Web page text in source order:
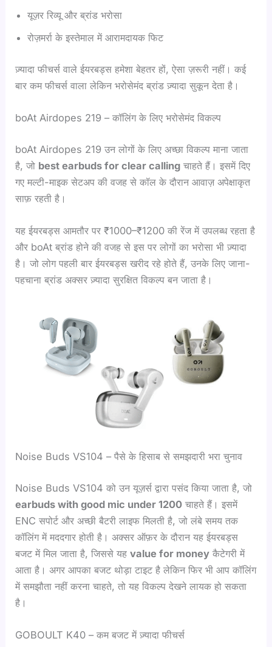
यूज़र रिव्यू और ब्रांड भरोसा
रोज़मर्रा के इस्तेमाल में आरामदायक फिट
ज़्यादा फीचर्स वाले ईयरबड्स हमेशा बेहतर हों, ऐसा ज़रूरी नहीं। कई
बार कम फीचर्स वाला लेकिन भरोसेमंद ब्रांड ज़्यादा सुकून देता है।
boAt Airdopes 219 – कॉलिंग के लिए भरोसेमंद विकल्प
boAt Airdopes 219 उन लोगों के लिए अच्छा विकल्प माना जाता
है, जो best earbuds for clear calling चाहते हैं। इसमें दिए
गए मल्टी-माइक सेटअप की वजह से कॉल के दौरान आवाज़ अपेक्षाकृत
साफ़ रहती है।
यह ईयरबड्स आमतौर पर ₹1000–₹1200 की रेंज में उपलब्ध रहता है
और boAt ब्रांड होने की वजह से इस पर लोगों का भरोसा भी ज़्यादा
है। जो लोग पहली बार ईयरबड्स खरीद रहे होते हैं, उनके लिए जाना-
पहचाना ब्रांड अक्सर ज़्यादा सुरक्षित विकल्प बन जाता है।
Noise Buds VS104 – पैसे के हिसाब से समझदारी भरा चुनाव
Noise Buds VS104 को उन यूज़र्स द्वारा पसंद किया जाता है, जो
earbuds with good mic under 1200 चाहते हैं। इसमें
ENC सपोर्ट और अच्छी बैटरी लाइफ मिलती है, जो लंबे समय तक
कॉलिंग में मददगार होती है। अक्सर ऑफ़र के दौरान यह ईयरबड्स
बजट में मिल जाता है, जिससे यहvalue for money कैटेगरी में
आता है। अगर आपका बजट थोड़ा टाइट है लेकिन फिर भी आप कॉलिंग
में समझौता नहीं करना चाहते, तो यह विकल्प देखने लायक हो सकता
है।
GOBOULT K40 – कम बजट में ज़्यादा फीचर्स